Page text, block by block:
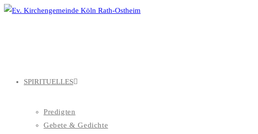
Zum
SPIRITUELLES
Predigten
Gebete & Gedichte